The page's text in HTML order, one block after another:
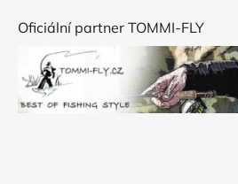
Oficiální partner TOMMI-FLY